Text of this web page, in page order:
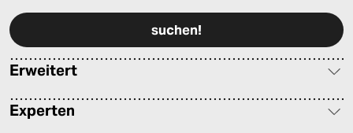
Erweitert
Experten